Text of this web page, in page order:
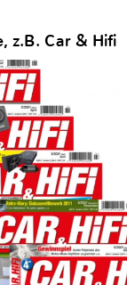
z.B. Car & Hifi